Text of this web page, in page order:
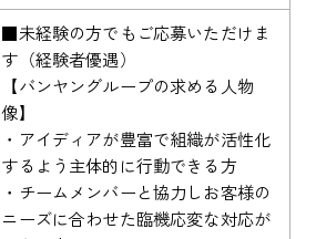
■未経験の方でもご応募いただけま
す（経験者優遇）
【バンヤングループの求める人物
像】
・アイディアが豊富で組織が活性化
するよう主体的に行動できる方
・チームメンバーと協力しお客様の
ニーズに合わせた臨機応変な対応が